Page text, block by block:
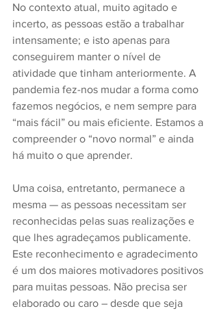
No contexto atual, muito agitado e
incerto, as pessoas estão a trabalhar
intensamente; e isto apenas para
conseguirem manter o nível de
atividade que tinham anteriormente. A
pandemia fez-nos mudar a forma como
fazemos negócios, e nem sempre para
“mais fácil” ou mais eficiente. Estamos a
compreender o “novo normal” e ainda
há muito o que aprender.
Uma coisa, entretanto, permanece a
mesma — as pessoas necessitam ser
reconhecidas pelas suas realizações e
que lhes agradeçamos publicamente.
Este reconhecimento e agradecimento
é um dos maiores motivadores positivos
para muitas pessoas. Não precisa ser
elaborado ou caro – desde que seja